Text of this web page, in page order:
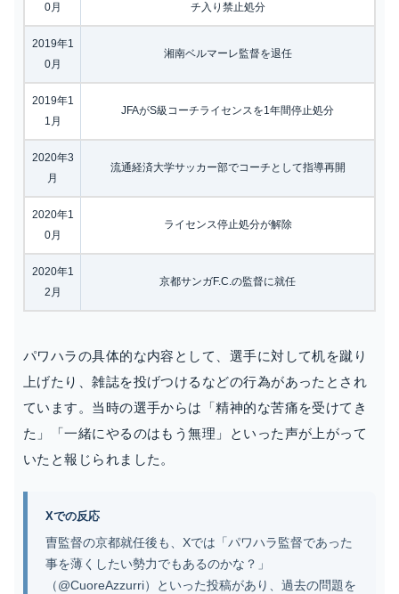
0月
チ入り禁止処分
2019年1
0月
湘南ベルマーレ監督を退任
2019年1
1月
JFAがS級コーチライセンスを1年間停止処分
2020年3
月
流通経済大学サッカー部でコーチとして指導再開
2020年1
0月
ライセンス停止処分が解除
2020年1
2月
京都サンガF.C.の監督に就任
パワハラの具体的な内容として、選手に対して机を蹴り
上げたり、雑誌を投げつけるなどの行為があったとされ
ています。当時の選手からは「精神的な苦痛を受けてき
た」「一緒にやるのはもう無理」といった声が上がって
いたと報じられました。
Xでの反応
曺監督の京都就任後も、Xでは「パワハラ監督であった
事を薄くしたい勢力でもあるのかな？」
（@CuoreAzzurri）といった投稿があり、過去の問題を